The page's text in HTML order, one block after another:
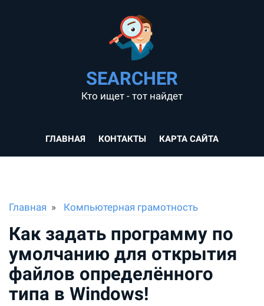
SEARCHER
Кто ищет - тот найдет
ГЛАВНАЯ КОНТАКТЫ КАРТА САЙТА
Главная Компьютерная грамотность
Как задать программу по
умолчанию для открытия
файлов определённого
типа в Windows!